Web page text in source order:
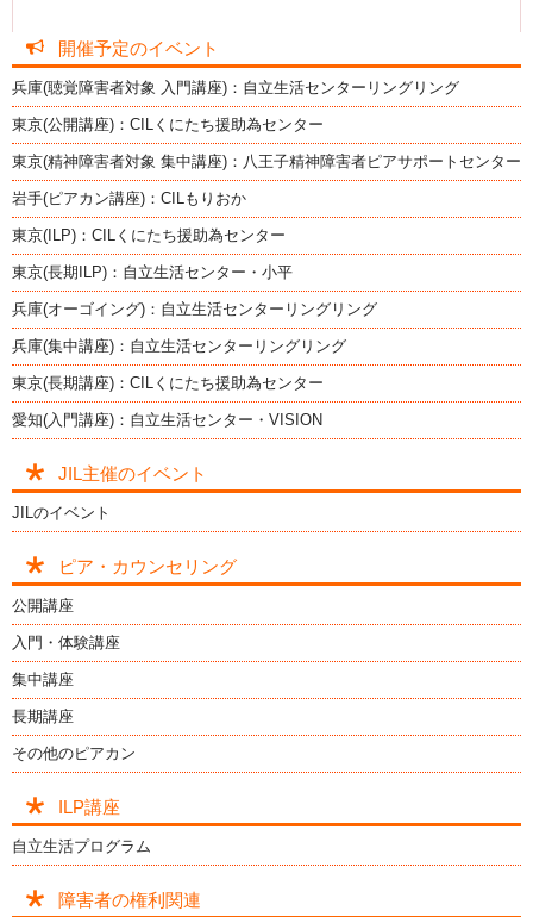
開催予定のイベント
兵庫(聴覚障害者対象 入門講座)：自立生活センターリングリング
東京(公開講座)：CILくにたち援助為センター
東京(精神障害者対象 集中講座)：八王子精神障害者ピアサポートセンター
岩手(ピアカン講座)：CILもりおか
東京(ILP)：CILくにたち援助為センター
東京(長期ILP)：自立生活センター・小平
兵庫(オーゴイング)：自立生活センターリングリング
兵庫(集中講座)：自立生活センターリングリング
東京(長期講座)：CILくにたち援助為センター
愛知(入門講座)：自立生活センター・VISION
JIL主催のイベント
JILのイベント
ピア・カウンセリング
公開講座
入門・体験講座
集中講座
長期講座
その他のピアカン
ILP講座
自立生活プログラム
障害者の権利関連